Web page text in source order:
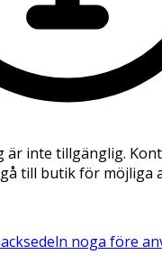
är inte tillgänglig.
till butik för möjliga
noga före